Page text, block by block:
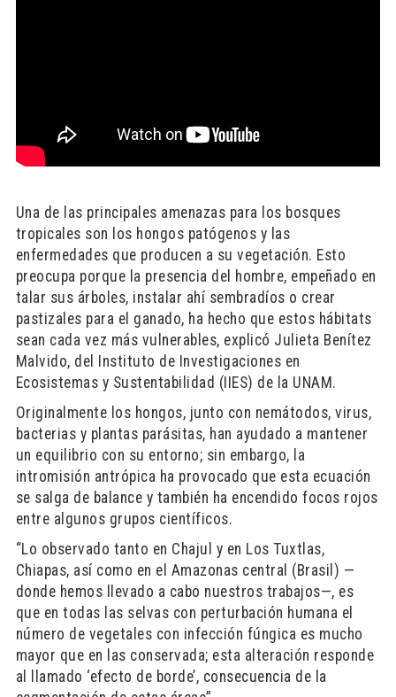
Una de las principales amenazas para los bosques
tropicales son los hongos patógenos y las
enfermedades que producen a su vegetación. Esto
preocupa porque la presencia del hombre, empeñado en
talar sus árboles, instalar ahí sembradíos o crear
pastizales para el ganado, ha hecho que estos hábitats
sean cada vez más vulnerables, explicó Julieta Benítez
Malvido, del Instituto de Investigaciones en
Ecosistemas y Sustentabilidad (IIES) de la UNAM.
Originalmente los hongos, junto con nemátodos, virus,
bacterias y plantas parásitas, han ayudado a mantener
un equilibrio con su entorno; sin embargo, la
intromisión antrópica ha provocado que esta ecuación
se salga de balance y también ha encendido focos rojos
entre algunos grupos científicos.
“Lo observado tanto en Chajul y en Los Tuxtlas,
Chiapas, así como en el Amazonas central (Brasil) —
donde hemos llevado a cabo nuestros trabajos—, es
que en todas las selvas con perturbación humana el
número de vegetales con infección fúngica es mucho
mayor que en las conservada; esta alteración responde
al llamado ‘efecto de borde’, consecuencia de la